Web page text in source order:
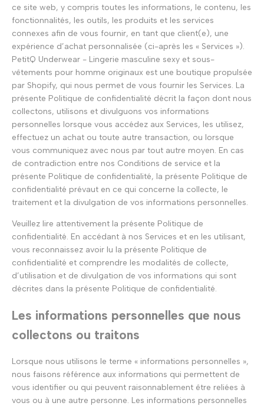
ce site web, y compris toutes les informations, le contenu, les
fonctionnalités, les outils, les produits et les services
connexes afin de vous fournir, en tant que client(e), une
expérience d’achat personnalisée (ci-après les « Services »).
PetitQ Underwear - Lingerie masculine sexy et sous-
vêtements pour homme originaux est une boutique propulsée
par Shopify, qui nous permet de vous fournir les Services. La
présente Politique de confidentialité décrit la façon dont nous
collectons, utilisons et divulguons vos informations
personnelles lorsque vous accédez aux Services, les utilisez,
effectuez un achat ou toute autre transaction, ou lorsque
vous communiquez avec nous par tout autre moyen. En cas
de contradiction entre nos Conditions de service et la
présente Politique de confidentialité, la présente Politique de
confidentialité prévaut en ce qui concerne la collecte, le
traitement et la divulgation de vos informations personnelles.
Veuillez lire attentivement la présente Politique de
confidentialité. En accédant à nos Services et en les utilisant,
vous reconnaissez avoir lu la présente Politique de
confidentialité et comprendre les modalités de collecte,
d’utilisation et de divulgation de vos informations qui sont
décrites dans la présente Politique de confidentialité.
Les informations personnelles que nous
collectons ou traitons
Lorsque nous utilisons le terme « informations personnelles »,
nous faisons référence aux informations qui permettent de
vous identifier ou qui peuvent raisonnablement être reliées à
vous ou à une autre personne. Les informations personnelles